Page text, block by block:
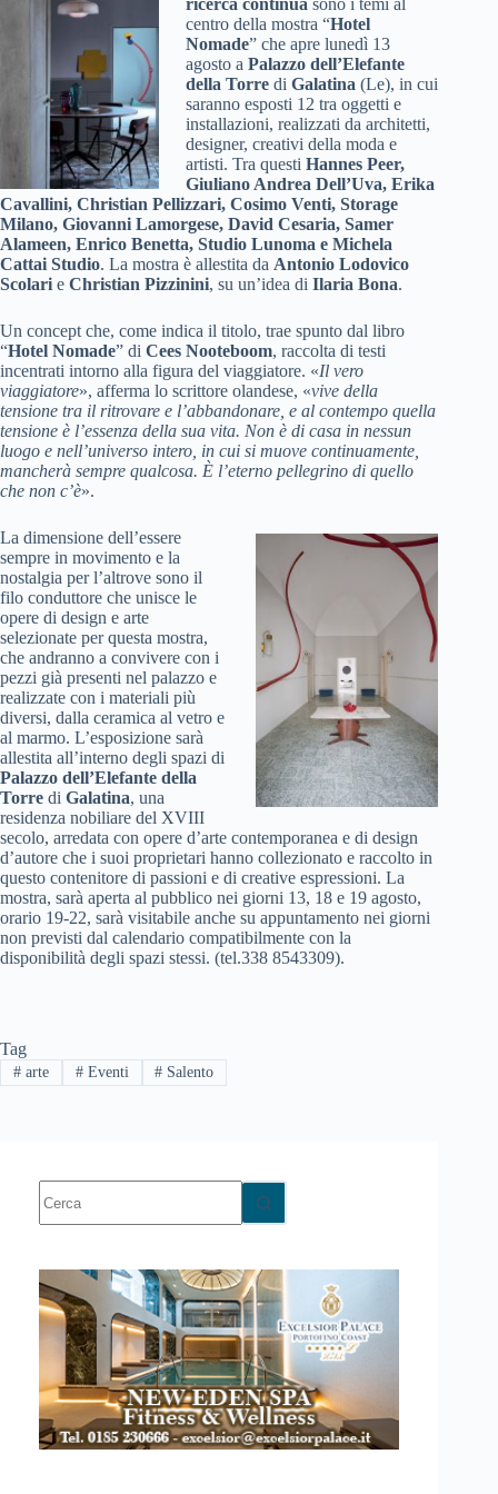
ricerca continua sono i temi al
centro della mostra “Hotel
Nomade” che apre lunedì 13
agosto a Palazzo dell’Elefante
della Torre di Galatina (Le), in cui
saranno esposti 12 tra oggetti e
installazioni, realizzati da architetti,
designer, creativi della moda e
artisti. Tra questi Hannes Peer,
Giuliano Andrea Dell’Uva, Erika
Cavallini, Christian Pellizzari, Cosimo Venti, Storage
Milano, Giovanni Lamorgese, David Cesaria, Samer
Alameen, Enrico Benetta, Studio Lunoma e Michela
Cattai Studio. La mostra è allestita da Antonio Lodovico
Scolari e Christian Pizzinini, su un’idea di Ilaria Bona.
Un concept che, come indica il titolo, trae spunto dal libro
“Hotel Nomade” di Cees Nooteboom, raccolta di testi
incentrati intorno alla figura del viaggiatore. «Il vero
viaggiatore», afferma lo scrittore olandese, «vive della
tensione tra il ritrovare e l’abbandonare, e al contempo quella
tensione è l’essenza della sua vita. Non è di casa in nessun
luogo e nell’universo intero, in cui si muove continuamente,
mancherà sempre qualcosa. È l’eterno pellegrino di quello
che non c’è».
La dimensione dell’essere
sempre in movimento e la
nostalgia per l’altrove sono il
filo conduttore che unisce le
opere di design e arte
selezionate per questa mostra,
che andranno a convivere con i
pezzi già presenti nel palazzo e
realizzate con i materiali più
diversi, dalla ceramica al vetro e
al marmo. L’esposizione sarà
allestita all’interno degli spazi di
Palazzo dell’Elefante della
Torre di Galatina, una
residenza nobiliare del XVIII
secolo, arredata con opere d’arte contemporanea e di design
d’autore che i suoi proprietari hanno collezionato e raccolto in
questo contenitore di passioni e di creative espressioni. La
mostra, sarà aperta al pubblico nei giorni 13, 18 e 19 agosto,
orario 19-22, sarà visitabile anche su appuntamento nei giorni
non previsti dal calendario compatibilmente con la
disponibilità degli spazi stessi. (tel.338 8543309).
Tag
#arte #Eventi # Salento
risultato